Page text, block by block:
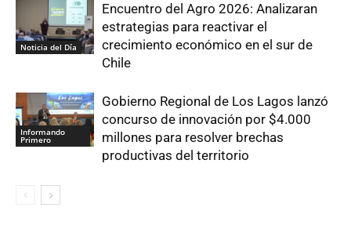
Noticia del Día
Encuentro del Agro 2026: Analizaran
estrategias para reactivar el
crecimiento económico en el sur de
Chile
Informando
Primero
Gobierno Regional de Los Lagos lanzó
concurso de innovación por $4.000
millones para resolver brechas
productivas del territorio